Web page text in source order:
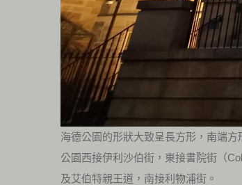
海德公園的形狀大致呈長方形，南端方
公園西接伊利沙伯街，東接書院街（
及艾伯特親王道，南接利物浦街。